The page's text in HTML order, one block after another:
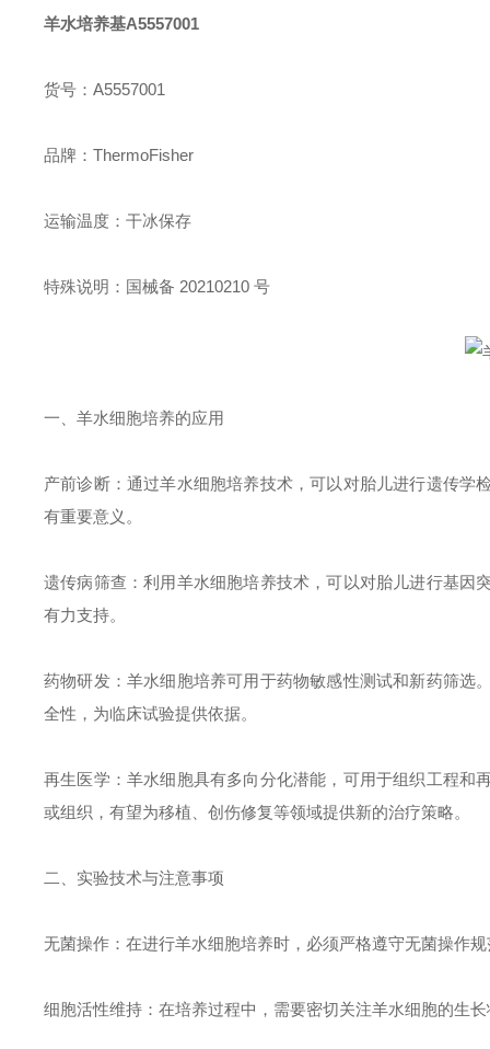
羊水培养基A5557001
货号：A5557001
品牌：ThermoFisher
运输温度：干冰保存
特殊说明：国械备 20210210 号
一、羊水细胞培养的应用
产前诊断：通过羊水细胞培养技术，可以对胎儿进行遗传学
有重要意义。
遗传病筛查：利用羊水细胞培养技术，可以对胎儿进行基因
有力支持。
药物研发：羊水细胞培养可用于药物敏感性测试和新药筛选
全性，为临床试验提供依据。
再生医学：羊水细胞具有多向分化潜能，可用于组织工程和
或组织，有望为移植、创伤修复等领域提供新的治疗策略。
二、实验技术与注意事项
无菌操作：在进行羊水细胞培养时，必须严格遵守无菌操作
细胞活性维持：在培养过程中，需要密切关注羊水细胞的生